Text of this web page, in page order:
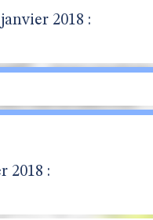
2018 :
2018 :